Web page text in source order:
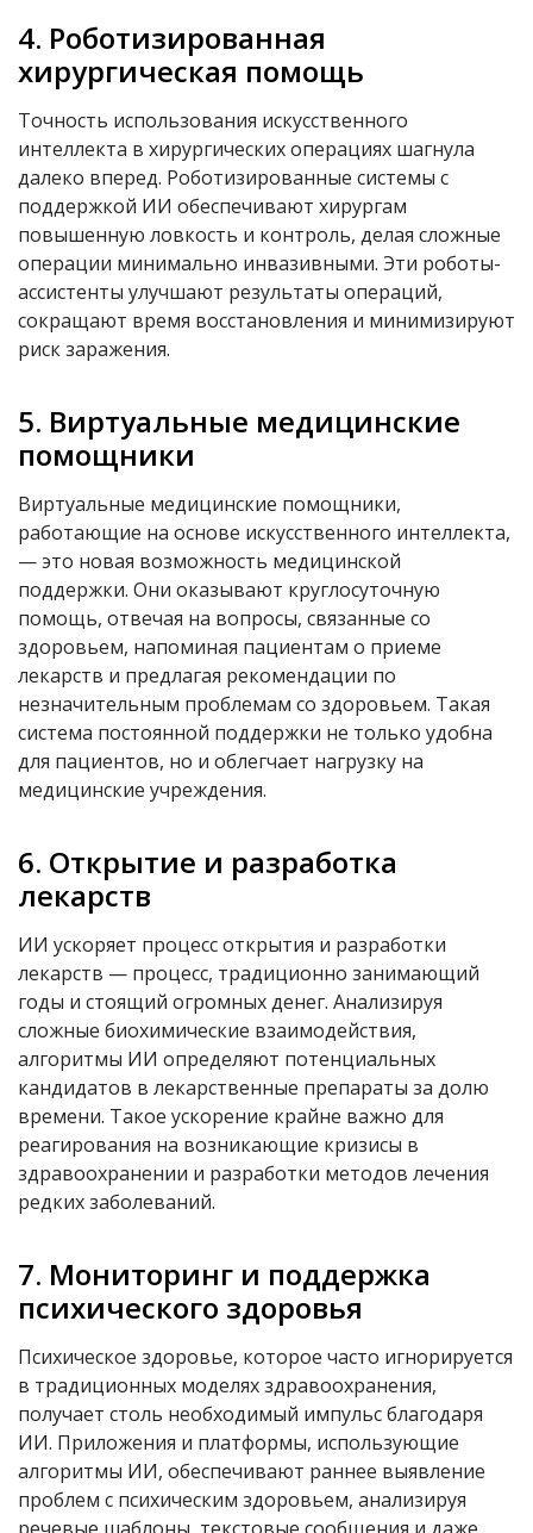
4. Роботизированная
хирургическая помощь
Точность использования искусственного
интеллекта в хирургических операциях шагнула
далеко вперед. Роботизированные системы с
поддержкой ИИ обеспечивают хирургам
повышенную ловкость и контроль, делая сложные
операции минимально инвазивными. Эти роботы-
ассистенты улучшают результаты операций,
сокращают время восстановления и минимизируют
риск заражения.
5. Виртуальные медицинские
помощники
Виртуальные медицинские помощники,
работающие на основе искусственного интеллекта,
— это новая возможность медицинской
поддержки. Они оказывают круглосуточную
помощь, отвечая на вопросы, связанные со
здоровьем, напоминая пациентам о приеме
лекарств и предлагая рекомендации по
незначительным проблемам со здоровьем. Такая
система постоянной поддержки не только удобна
для пациентов, но и облегчает нагрузку на
медицинские учреждения.
6. Открытие и разработка
лекарств
ИИ ускоряет процесс открытия и разработки
лекарств — процесс, традиционно занимающий
годы и стоящий огромных денег. Анализируя
сложные биохимические взаимодействия,
алгоритмы ИИ определяют потенциальных
кандидатов в лекарственные препараты за долю
времени. Такое ускорение крайне важно для
реагирования на возникающие кризисы в
здравоохранении и разработки методов лечения
редких заболеваний.
7. Мониторинг и поддержка
психического здоровья
Психическое здоровье, которое часто игнорируется
в традиционных моделях здравоохранения,
получает столь необходимый импульс благодаря
ИИ. Приложения и платформы, использующие
алгоритмы ИИ, обеспечивают раннее выявление
проблем с психическим здоровьем, анализируя